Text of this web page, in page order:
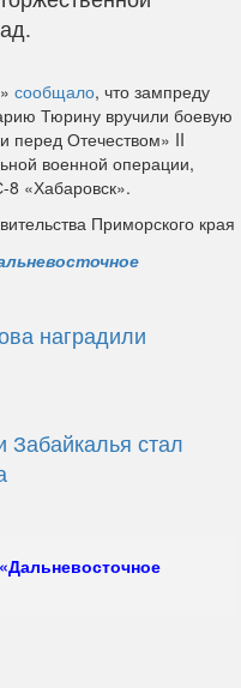
сообщало, что зампреду
Тюрину вручили боевую
перед Отечеством» II
военной операции,
8 «Хабаровск».
Приморского края
наградили
Забайкалья стал